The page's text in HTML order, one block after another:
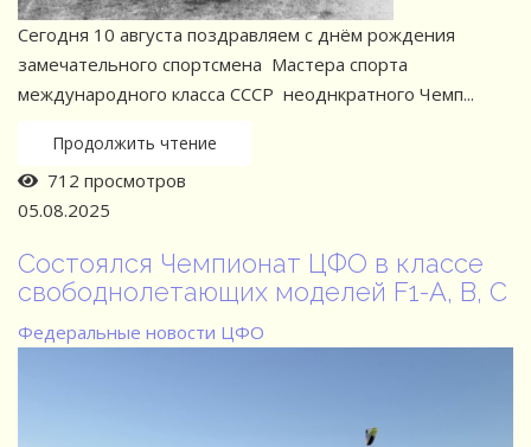
Сегодня 10 августа поздравляем с днём рождения
замечательного спортсмена Мастера спорта
международного класса СССР неоднкратного Чемп...
Продолжить чтение
712 просмотров
05.08.2025
Состоялся Чемпионат ЦФО в классе
свободнолетающих моделей F1-A, B, C
Федеральные новости ЦФО